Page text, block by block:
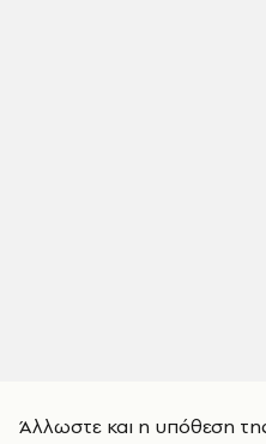
Άλλωστε και η υπόθεση